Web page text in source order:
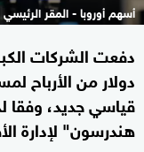
أسهم أوروبا - المقر
قياسي جديد، وفقا
هندرسون" لإدارة